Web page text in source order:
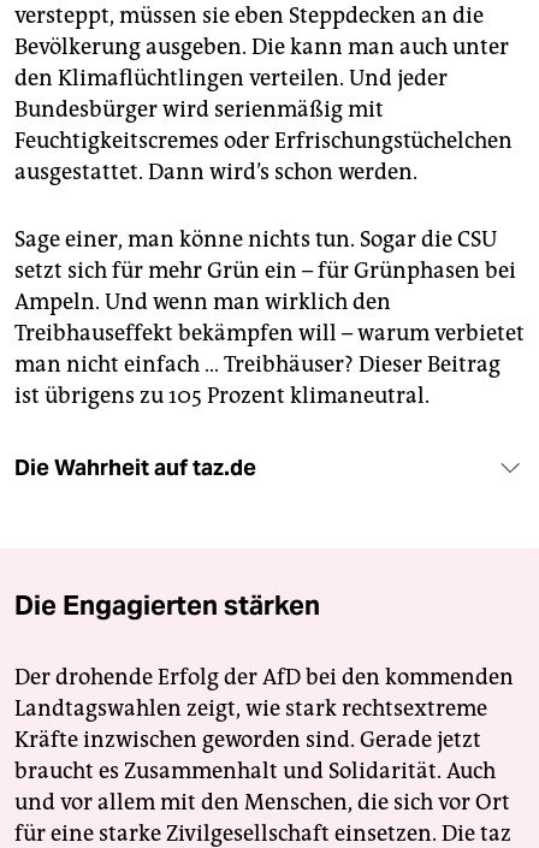
versteppt, müssen sie eben Steppdecken an die
Bevölkerung ausgeben. Die kann man auch unter
den Klimaflüchtlingen verteilen. Und jeder
Bundesbürger wird serienmäßig mit
Feuchtigkeitscremes oder Erfrischungstüchelchen
ausgestattet. Dann wird’s schon werden.
Sage einer, man könne nichts tun. Sogar die CSU
setzt sich für mehr Grün ein – für Grünphasen bei
Ampeln. Und wenn man wirklich den
Treibhauseffekt bekämpfen will – warum verbietet
man nicht einfach … Treibhäuser? Dieser Beitrag
ist übrigens zu 105 Prozent klimaneutral.
Die Wahrheit auf taz.de
Die Engagierten stärken
Der drohende Erfolg der AfD bei den kommenden
Landtagswahlen zeigt, wie stark rechtsextreme
Kräfte inzwischen geworden sind. Gerade jetzt
braucht es Zusammenhalt und Solidarität. Auch
und vor allem mit den Menschen, die sich vor Ort
für eine starke Zivilgesellschaft einsetzen. Die taz